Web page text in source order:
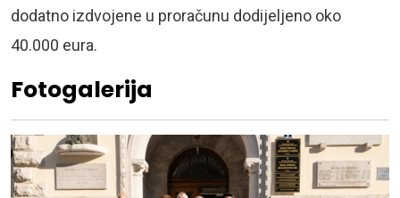
dodatno izdvojene u proračunu dodijeljeno oko
40.000 eura.
Fotogalerija